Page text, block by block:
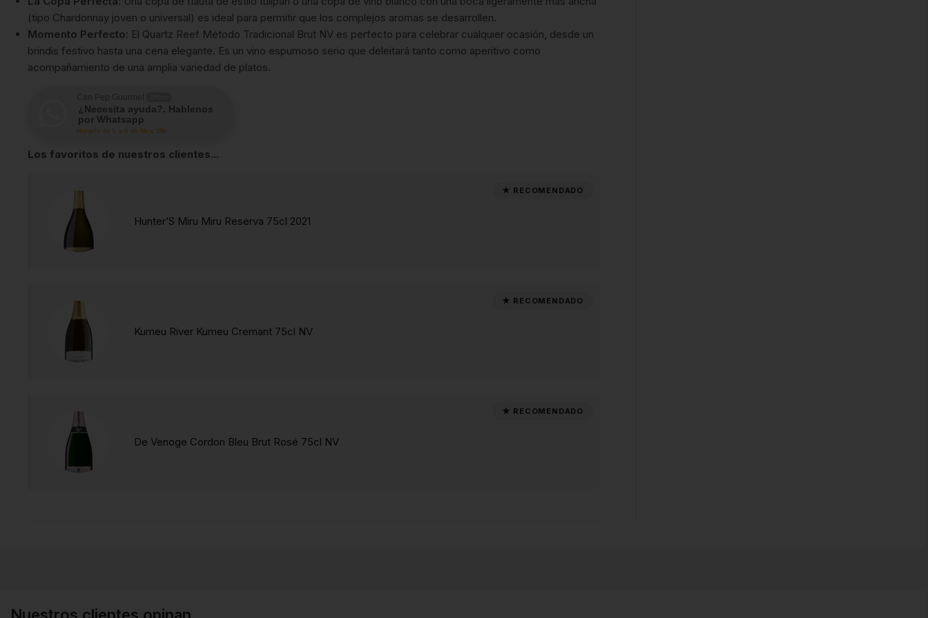
(tipo Chardonnay joven o universal) es ideal para permitir que los complejos aromas se desarrollen.
Momento Perfecto: El Quartz Reef Método Tradicional Brut NV es perfecto para celebrar cualquier ocasión, desde un
brindis festivo hasta una cena elegante. Es un vino espumoso serio que deleitará tanto como aperitivo como
acompañamiento de una amplia variedad de platos.
¿Necesita ayuda?. Hablenos
por Whatsapp
Horario de L a V de 8h a 19h
Los favoritos de nuestros clientes...
Hunter’S Miru Miru Reserva 75cl 2021
Kumeu River Kumeu Cremant 75cl NV
De Venoge Cordon Bleu Brut Rosé 75cl NV